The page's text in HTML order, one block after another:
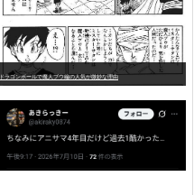
ドラゴンボールで魔人ブウ編の人気が微妙な理由